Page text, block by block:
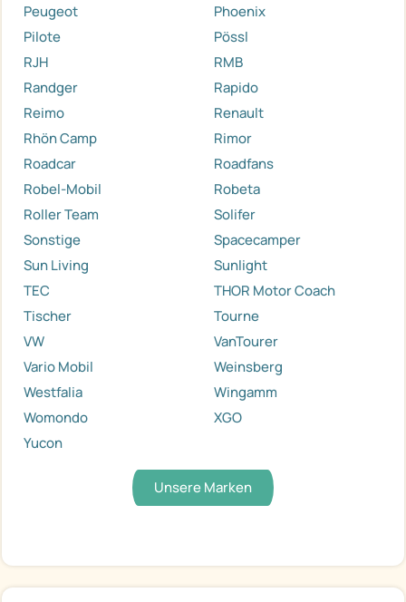
Peugeot
Phoenix
Pilote
Pössl
RJH
RMB
Randger
Rapido
Reimo
Renault
Rhön Camp
Rimor
Roadcar
Roadfans
Robel-Mobil
Robeta
Roller Team
Solifer
Sonstige
Spacecamper
Sun Living
Sunlight
TEC
THOR Motor Coach
Tischer
Tourne
VW
VanTourer
Vario Mobil
Weinsberg
Westfalia
Wingamm
Womondo
XGO
Yucon
Unsere Marken